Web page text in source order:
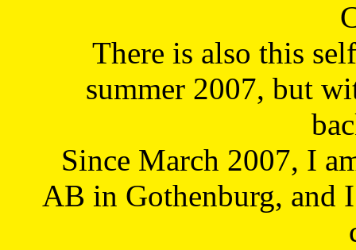
There is also this
summer 2007, but
Since March 2007, I
AB in Gothenburg, and